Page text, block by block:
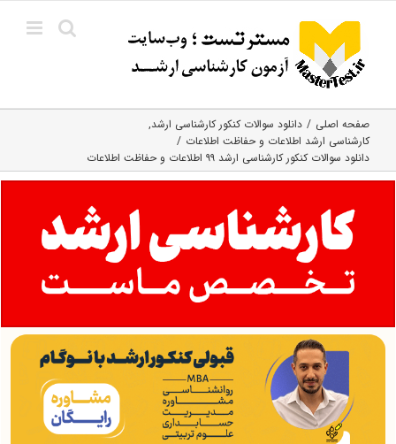
content
صفحه اصلی
دانلود سوالات کنکور کارشناسی ارشد
کارشناسی ارشد اطلاعات و حفاظت اطلاعات
دانلود سوالات کنکور کارشناسی ارشد ۹۹ اطلاعات و حفاظت اطلاعات